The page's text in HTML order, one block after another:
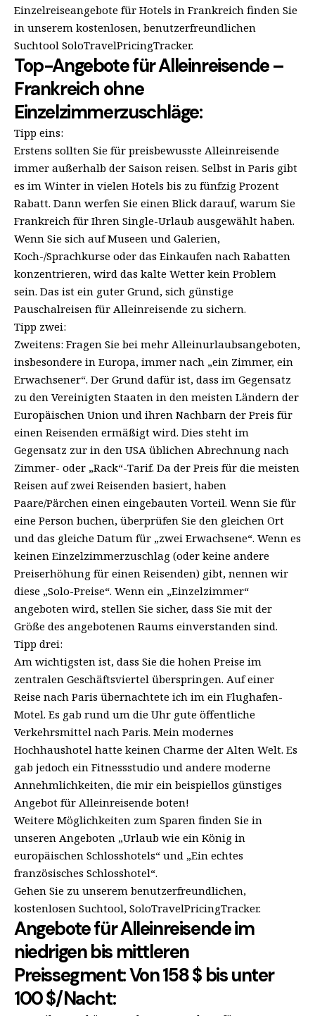
Einzelreiseangebote für Hotels in Frankreich finden Sie
in unserem kostenlosen, benutzerfreundlichen
Suchtool SoloTravelPricingTracker.
Top-Angebote für Alleinreisende –
Frankreich ohne
Einzelzimmerzuschläge:
Tipp eins:
Erstens sollten Sie für preisbewusste Alleinreisende
immer außerhalb der Saison reisen. Selbst in Paris gibt
es im Winter in vielen Hotels bis zu fünfzig Prozent
Rabatt. Dann werfen Sie einen Blick darauf, warum Sie
Frankreich für Ihren Single-Urlaub ausgewählt haben.
Wenn Sie sich auf Museen und Galerien,
Koch-/Sprachkurse oder das Einkaufen nach Rabatten
konzentrieren, wird das kalte Wetter kein Problem
sein. Das ist ein guter Grund, sich günstige
Pauschalreisen für Alleinreisende zu sichern.
Tipp zwei:
Zweitens: Fragen Sie bei mehr Alleinurlaubsangeboten,
insbesondere in Europa, immer nach „ein Zimmer, ein
Erwachsener“. Der Grund dafür ist, dass im Gegensatz
zu den Vereinigten Staaten in den meisten Ländern der
Europäischen Union und ihren Nachbarn der Preis für
einen Reisenden ermäßigt wird. Dies steht im
Gegensatz zur in den USA üblichen Abrechnung nach
Zimmer- oder „Rack“-Tarif. Da der Preis für die meisten
Reisen auf zwei Reisenden basiert, haben
Paare/Pärchen einen eingebauten Vorteil. Wenn Sie für
eine Person buchen, überprüfen Sie den gleichen Ort
und das gleiche Datum für „zwei Erwachsene“. Wenn es
keinen Einzelzimmerzuschlag (oder keine andere
Preiserhöhung für einen Reisenden) gibt, nennen wir
diese „Solo-Preise“. Wenn ein „Einzelzimmer“
angeboten wird, stellen Sie sicher, dass Sie mit der
Größe des angebotenen Raums einverstanden sind.
Tipp drei:
Am wichtigsten ist, dass Sie die hohen Preise im
zentralen Geschäftsviertel überspringen. Auf einer
Reise nach Paris übernachtete ich im ein Flughafen-
Motel. Es gab rund um die Uhr gute öffentliche
Verkehrsmittel nach Paris. Mein modernes
Hochhaushotel hatte keinen Charme der Alten Welt. Es
gab jedoch ein Fitnessstudio und andere moderne
Annehmlichkeiten, die mir ein beispiellos günstiges
Angebot für Alleinreisende boten!
Weitere Möglichkeiten zum Sparen finden Sie in
unseren Angeboten „Urlaub wie ein König in
europäischen Schlosshotels“ und „Ein echtes
französisches Schlosshotel“.
Gehen Sie zu unserem benutzerfreundlichen,
kostenlosen Suchtool, SoloTravelPricingTracker.
Angebote für Alleinreisende im
niedrigen bis mittleren
Preissegment: Von 158 $ bis unter
100 $/Nacht: